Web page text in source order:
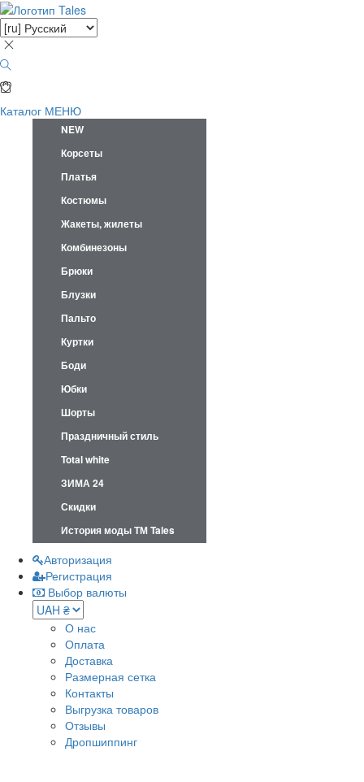
Каталог МЕНЮ
NEW
Корсеты
Платья
Костюмы
Жакеты, жилеты
Комбинезоны
Брюки
Блузки
Пальто
Куртки
Боди
Юбки
Шорты
Праздничный стиль
Total white
ЗИМА 24
Скидки
История моды ТМ Tales
Авторизация
Регистрация
Выбор валюты
О нас
Оплата
Доставка
Размерная сетка
Контакты
Выгрузка товаров
Отзывы
Дропшиппинг